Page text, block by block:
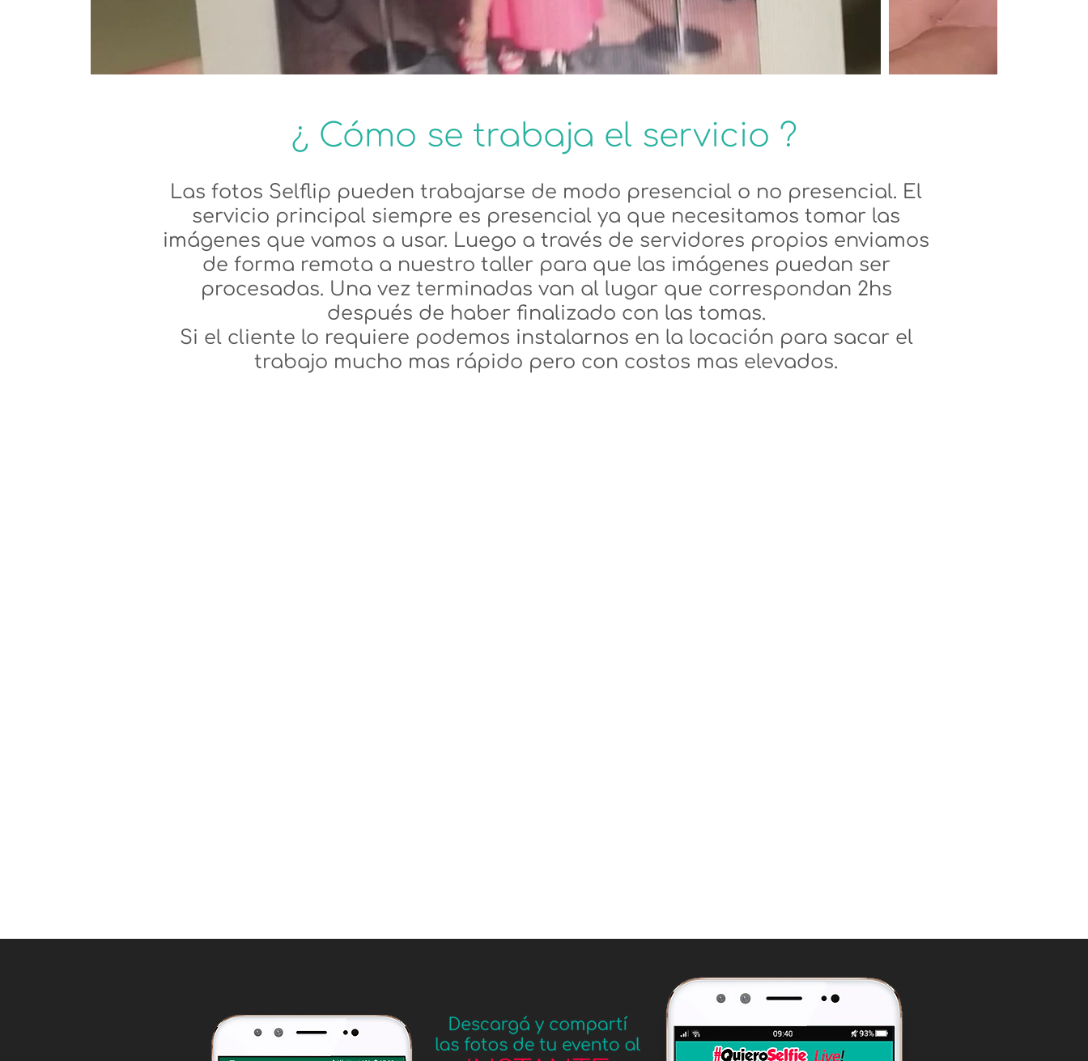
¿ Cómo se trabaja el servicio ?
Las fotos Selflip pueden trabajarse de modo presencial o no presencial. El
servicio principal siempre es presencial ya que necesitamos tomar las
imágenes que vamos a usar. Luego a través de servidores propios enviamos
de forma remota a nuestro taller para que las imágenes puedan ser
procesadas. Una vez terminadas van al lugar que correspondan 2hs
después de haber finalizado con las tomas.
Si el cliente lo requiere podemos instalarnos en la locación para sacar el
trabajo mucho mas rápido pero con costos mas elevados.